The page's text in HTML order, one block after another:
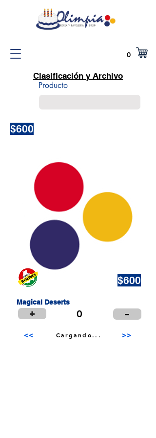
0
Clasificación y Archivo
Producto
$600
Encabezado 5
Encabezado 5
$600
Magical Deserts
+ 0 -
<< Cargando... >>